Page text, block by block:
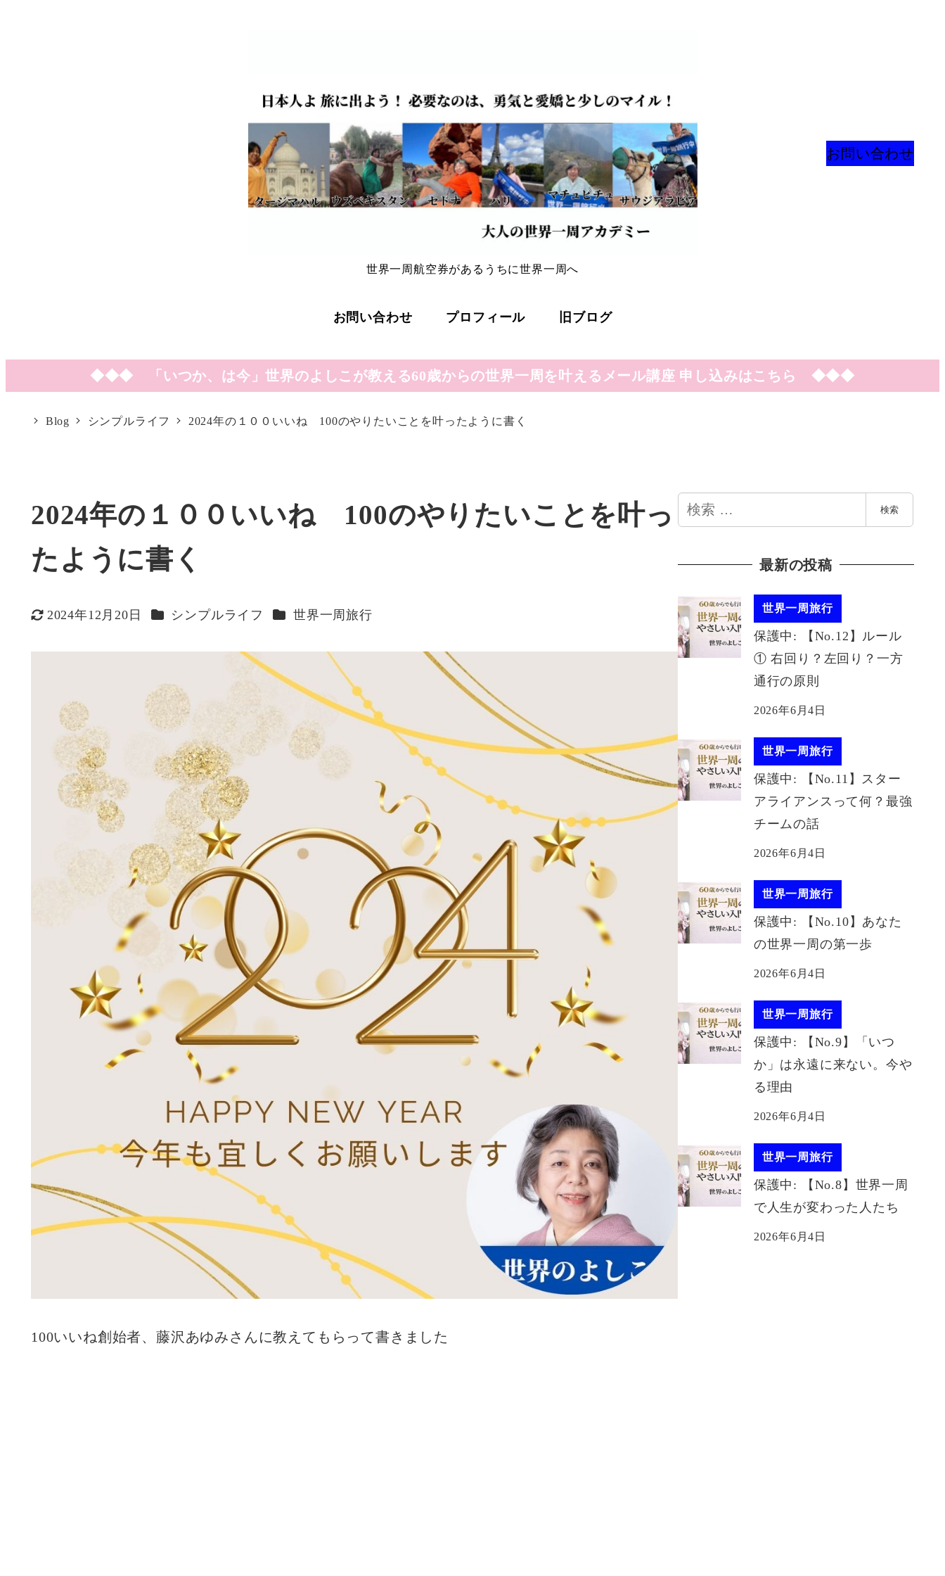
世界一周航空券があるうちに世界一周へ
お問い合わせ
お問い合わせ プロフィール 旧ブログ
◆◆◆ 「いつか、は今」世界のよしこが教える60歳からの世界一周を叶えるメール講座 申し込みはこちら ◆◆◆
Blog シンプルライフ 2024年の１００いいね 100のやりたいことを叶ったように書く
2024年の１００いいね 100のやりたいことを叶っ
たように書く
更新日
2024年12月20日 カテゴリー
シンプルライフ カテゴリー
世界一周旅行
100いいね創始者、藤沢あゆみさんに教えてもらって書きました
検
索
検索
最新の投稿
世界一周旅行
保護中: 【No.12】ルール
① 右回り？左回り？一方
通行の原則
2026年6月4日
世界一周旅行
保護中: 【No.11】スター
アライアンスって何？最強
チームの話
2026年6月4日
世界一周旅行
保護中: 【No.10】あなた
の世界一周の第一歩
2026年6月4日
世界一周旅行
保護中: 【No.9】「いつ
か」は永遠に来ない。今や
る理由
2026年6月4日
世界一周旅行
保護中: 【No.8】世界一周
で人生が変わった人たち
2026年6月4日